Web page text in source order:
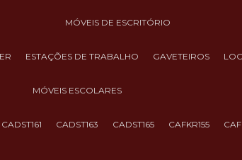
MÓVEIS DE ESCRITÓRIO
ESTAÇÕES DE TRABALHO GAVETEIROS
MÓVEIS ESCOLARES
CADST161 CADST163 CADST165 CAFKR155